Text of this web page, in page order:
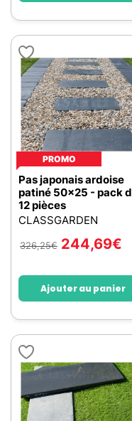
PROMO
Pas japonais ardoise
patiné 50x25 - pack
12 pièces
CLASSGARDEN
326,25€ 244,69€
Ajouter au panier